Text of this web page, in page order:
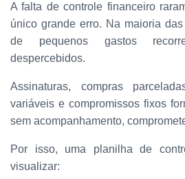
A falta de controle financeiro
único grande erro. Na maioria
de pequenos gastos
despercebidos.
Assinaturas, compras
variáveis e compromissos fixos
sem acompanhamento,
Por isso, uma planilha de
visualizar: